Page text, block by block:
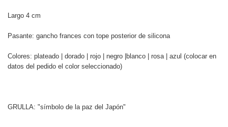
Largo 4 cm
Pasante: gancho frances con tope posterior de silicona
Colores: plateado | dorado | rojo | negro |blanco | rosa | azul (colocar en
datos del pedido el color seleccionado)
GRULLA: "símbolo de la paz del Japón"